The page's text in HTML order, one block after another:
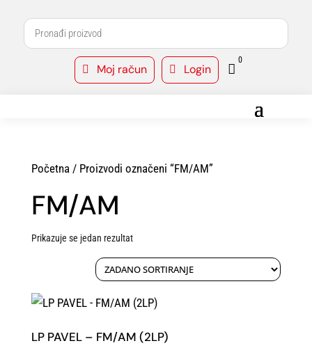
 Moj račun  Login 
0
Početna/ Proizvodi označeni “FM/AM”
FM/AM
Prikazuje se jedan rezultat
LP PAVEL – FM/AM (2LP)